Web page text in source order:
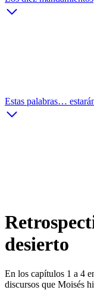
Estas palabras…
desierto
En los capítulos 1 a 4
discursos que Moisés